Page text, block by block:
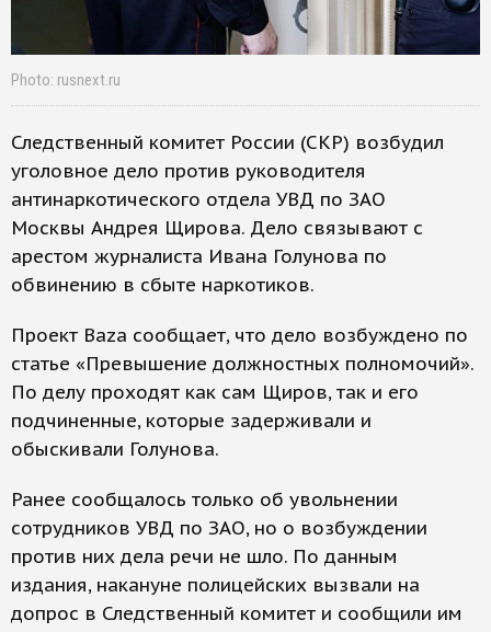
Photo: rusnext.ru
Следственный комитет России (СКР) возбудил
уголовное дело против руководителя
антинаркотического отдела УВД по ЗАО
Москвы Андрея Щирова. Дело связывают с
арестом журналиста Ивана Голунова по
обвинению в сбыте наркотиков.
Проект Baza сообщает, что дело возбуждено по
статье «Превышение должностных полномочий».
По делу проходят как сам Щиров, так и его
подчиненные, которые задерживали и
обыскивали Голунова.
Ранее сообщалось только об увольнении
сотрудников УВД по ЗАО, но о возбуждении
против них дела речи не шло. По данным
издания, накануне полицейских вызвали на
допрос в Следственный комитет и сообщили им